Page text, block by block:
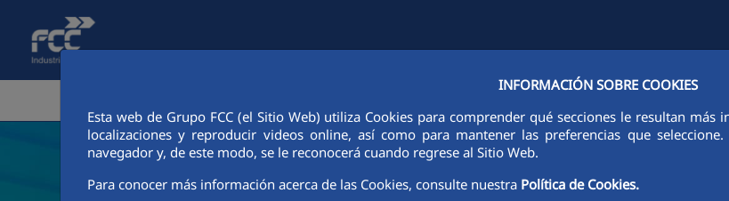
Salta al contingut principal
INFORMACIÓN SOBRE COOKIES
Esta web de Grupo FCC (el Sitio Web) utiliza Cookies para comprender qué secciones le resultan
localizaciones y reproducir videos online, así como para mantener las preferencias que
navegador y, de este modo, se le reconocerá cuando regrese al Sitio Web.
Para conocer más información acerca de las Cookies, consulte nuestra Política de Cookies.